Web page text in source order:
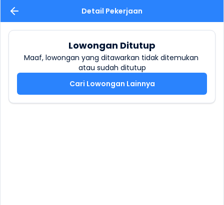
Detail Pekerjaan
Lowongan Ditutup
Maaf, lowongan yang ditawarkan tidak ditemukan
atau sudah ditutup
Cari Lowongan Lainnya